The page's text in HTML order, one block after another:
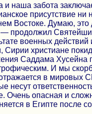
и наша забота
присутствие
Востоке. Думаю, это
продолжил
военных
Сирии христиане
Саддама Хусейна
И мы
в мировых
несут
Очень опасная и
в Египте после